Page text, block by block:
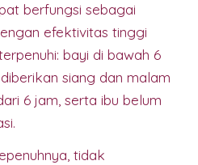
berfungsi sebagai
efektivitas tinggi
bayi di bawah 6
siang dan malam
6 jam, serta ibu belum
tidak